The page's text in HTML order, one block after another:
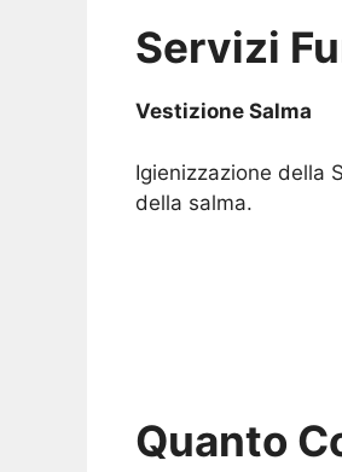
Servizi
Vestizione Salma
Igienizzazione della
della salma.
Quanto